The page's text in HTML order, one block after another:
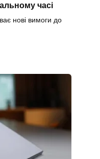
часі
нові вимоги до